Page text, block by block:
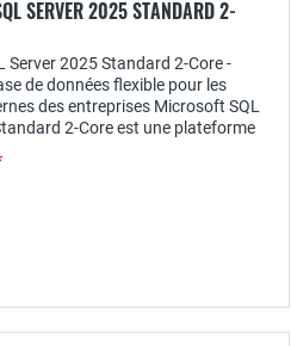
SERVER 2025 STANDARD 2-
Server 2025 Standard 2-Core -
de données flexible pour les
des entreprises Microsoft SQL
2-Core est une plateforme